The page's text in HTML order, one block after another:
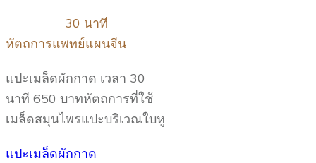
30 นาที
หัตถการแพทย์แผนจีน
แปะเมล็ดผักกาด เวลา 30
นาที 650 บาทหัตถการที่ใช้
เมล็ดสมุนไพรแปะบริเวณใบหู
แปะเมล็ดผักกาด